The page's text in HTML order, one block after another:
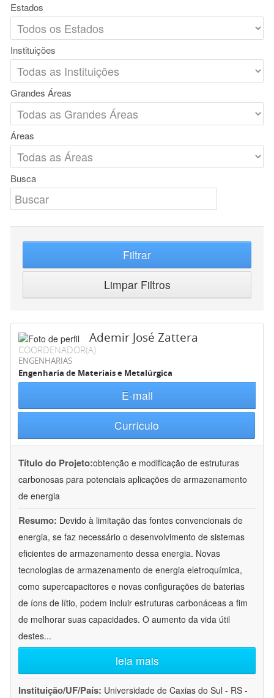
Estados
Instituições
Grandes Áreas
Áreas
Busca
Filtrar
Limpar Filtros
Ademir José Zattera
COORDENADOR(A)
ENGENHARIAS
Engenharia de Materiais e Metalúrgica
E-mail
Currículo
Título do Projeto:obtenção e modificação de estruturas
carbonosas para potenciais aplicações de armazenamento
de energia
Resumo: Devido à limitação das fontes convencionais de
energia, se faz necessário o desenvolvimento de sistemas
eficientes de armazenamento dessa energia. Novas
tecnologias de armazenamento de energia eletroquímica,
como supercapacitores e novas configurações de baterias
de íons de lítio, podem incluir estruturas carbonáceas a fim
de melhorar suas capacidades. O aumento da vida útil
destes...
leia mais
Instituição/UF/País: Universidade de Caxias do Sul - RS -